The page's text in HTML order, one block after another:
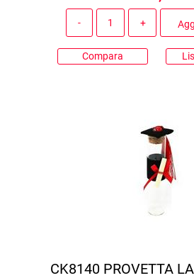
Compara
CK8140 PROVETTA